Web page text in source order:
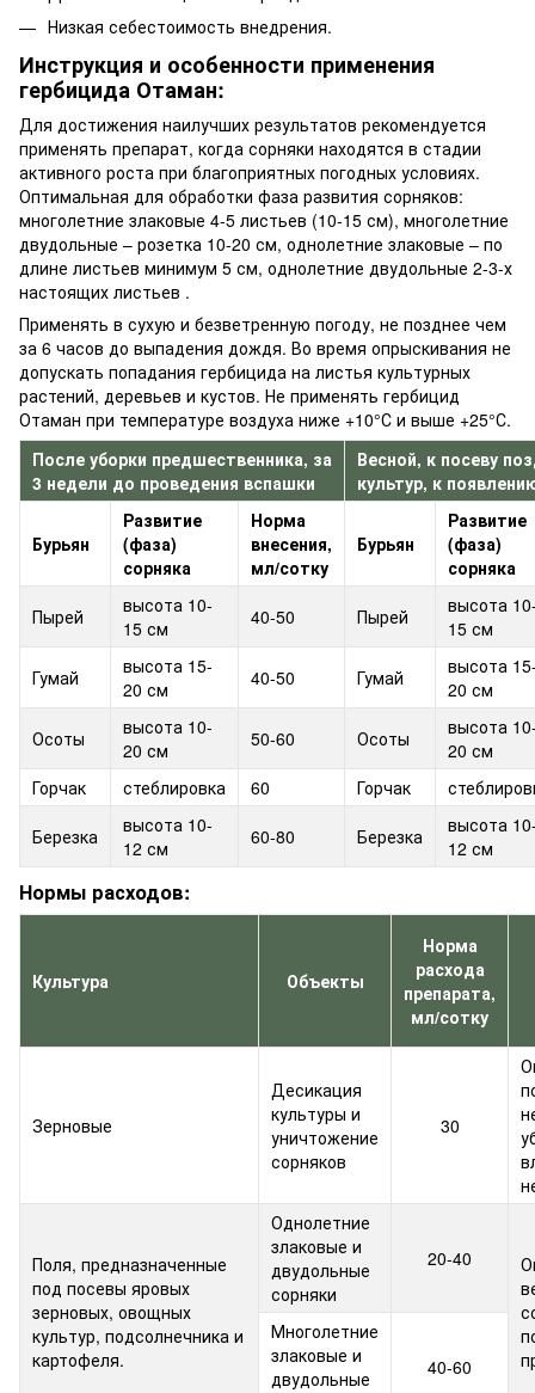
Низкая себестоимость внедрения.
Инструкция и особенности применения
гербицида Отаман:
Для достижения наилучших результатов рекомендуется
применять препарат, когда сорняки находятся в стадии
активного роста при благоприятных погодных условиях.
Оптимальная для обработки фаза развития сорняков:
многолетние злаковые 4-5 листьев (10-15 см), многолетние
двудольные – розетка 10-20 см, однолетние злаковые – по
длине листьев минимум 5 см, однолетние двудольные 2-3-х
настоящих листьев .
Применять в сухую и безветренную погоду, не позднее чем
за 6 часов до выпадения дождя. Во время опрыскивания не
допускать попадания гербицида на листья культурных
растений, деревьев и кустов. Не применять гербицид
Отаман при температуре воздуха ниже +10°С и выше +25°С.
После уборки предшественника, за
3 недели до проведения вспашки
Весной, к посеву
культур, к
Бурьян
Развитие
(фаза)
сорняка
Норма
внесения,
мл/сотку
Бурьян
Развитие
(фаза)
сорняка
Пырей
высота 10-
15 см
40-50 Пырей
высота
15 см
Гумай
высота 15-
20 см
40-50 Гумай
высота
20 см
Осоты
высота 10-
20 см
50-60 Осоты
высота
20 см
Горчак
стеблировка 60 Горчак
Березка
высота 10-
12 см
60-80 Березка
высота
12 см
Нормы расходов:
Культура Объекты
Норма
расхода
препарата,
мл/сотку
Зерновые
Десикация
культуры и
уничтожение
сорняков
30
Поля, предназначенные
под посевы яровых
зерновых, овощных
культур, подсолнечника и
картофеля.
Однолетние
злаковые и
двудольные
сорняки
20-40
Многолетние
злаковые и
двудольные
40-60